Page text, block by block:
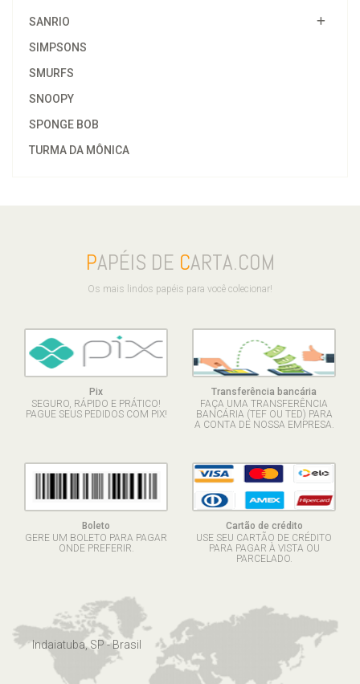
SANRIO
SIMPSONS
SMURFS
SNOOPY
SPONGE BOB
TURMA DA MÔNICA
PAPÉIS DE CARTA.COM
Os mais lindos papéis para você colecionar!
Pix
SEGURO, RÁPIDO E PRÁTICO!
PAGUE SEUS PEDIDOS COM PIX!
Transferência bancária
FAÇA UMA TRANSFERÊNCIA
BANCÁRIA (TEF OU TED) PARA
A CONTA DE NOSSA EMPRESA.
Boleto
GERE UM BOLETO PARA PAGAR
ONDE PREFERIR.
Cartão de crédito
USE SEU CARTÃO DE CRÉDITO
PARA PAGAR À VISTA OU
PARCELADO.
Indaiatuba, SP - Brasil